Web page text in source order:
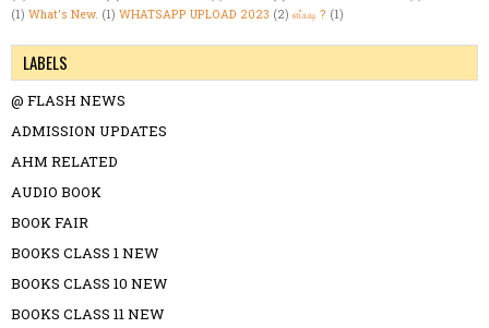
(1) What's New. (1) WHATSAPP UPLOAD 2023 (2) எப்படி ? (1)
LABELS
@ FLASH NEWS
ADMISSION UPDATES
AHM RELATED
AUDIO BOOK
BOOK FAIR
BOOKS CLASS 1 NEW
BOOKS CLASS 10 NEW
BOOKS CLASS 11 NEW